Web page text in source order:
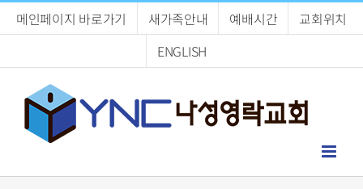
메인페이지 바로가기 새가족안내 예배시간
교회위치
ENGLISH